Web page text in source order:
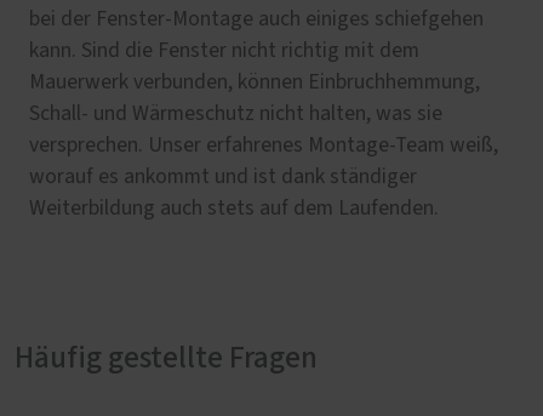
bei der Fenster-Montage auch einiges schiefgehen
kann. Sind die Fenster nicht richtig mit dem
Mauerwerk verbunden, können Einbruchhemmung,
Schall- und Wärmeschutz nicht halten, was sie
versprechen. Unser erfahrenes Montage-Team weiß,
worauf es ankommt und ist dank ständiger
Weiterbildung auch stets auf dem Laufenden.
Häufig gestellte Fragen